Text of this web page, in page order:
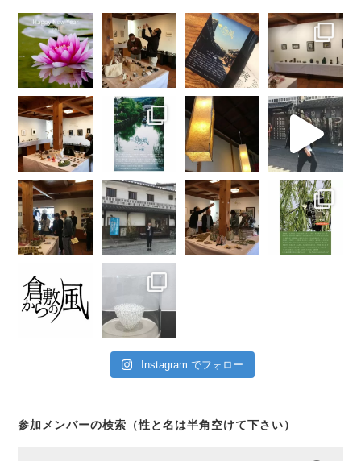
Instagram でフォロー
参加メンバーの検索（性と名は半角空けて下さい）